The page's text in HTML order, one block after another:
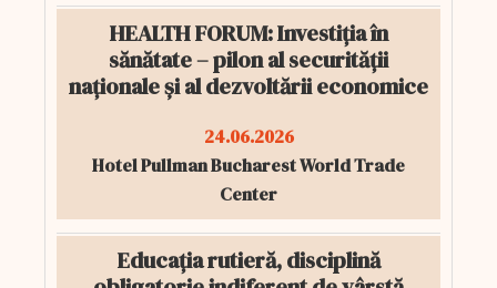
HEALTH FORUM: Investiția în
sănătate – pilon al securității
naționale și al dezvoltării economice
24.06.2026
Hotel Pullman Bucharest World Trade
Center
Educația rutieră, disciplină